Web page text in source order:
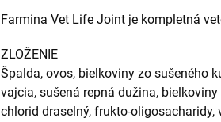
Farmina Vet Life Joint je kompletná
ZLOŽENIE
Špalda, ovos, bielkoviny zo sušeného
vajcia, sušená repná dužina,
chlorid draselný, frukto-